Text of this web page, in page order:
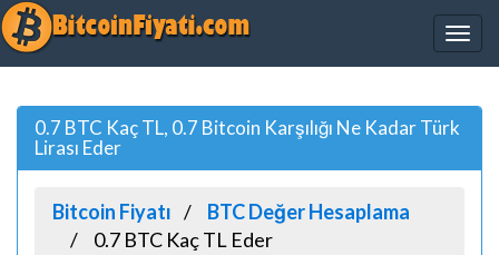
0.7 BTC Kaç TL, 0.7 Bitcoin Karşılığı Ne Kadar Türk
Lirası Eder
Bitcoin Fiyatı
BTC Değer Hesaplama
0.7 BTC Kaç TL Eder